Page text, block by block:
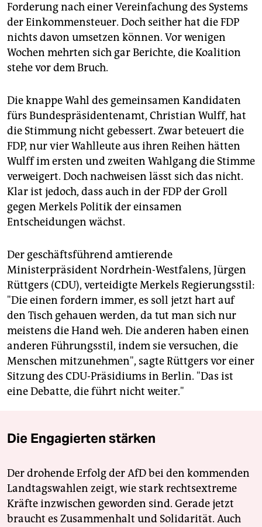
Forderung nach einer Vereinfachung des Systems
der Einkommensteuer. Doch seither hat die FDP
nichts davon umsetzen können. Vor wenigen
Wochen mehrten sich gar Berichte, die Koalition
stehe vor dem Bruch.
Die knappe Wahl des gemeinsamen Kandidaten
fürs Bundespräsidentenamt, Christian Wulff, hat
die Stimmung nicht gebessert. Zwar beteuert die
FDP, nur vier Wahlleute aus ihren Reihen hätten
Wulff im ersten und zweiten Wahlgang die Stimme
verweigert. Doch nachweisen lässt sich das nicht.
Klar ist jedoch, dass auch in der FDP der Groll
gegen Merkels Politik der einsamen
Entscheidungen wächst.
Der geschäftsführend amtierende
Ministerpräsident Nordrhein-Westfalens, Jürgen
Rüttgers (CDU), verteidigte Merkels Regierungsstil:
"Die einen fordern immer, es soll jetzt hart auf
den Tisch gehauen werden, da tut man sich nur
meistens die Hand weh. Die anderen haben einen
anderen Führungsstil, indem sie versuchen, die
Menschen mitzunehmen", sagte Rüttgers vor einer
Sitzung des CDU-Präsidiums in Berlin. "Das ist
eine Debatte, die führt nicht weiter."
Die Engagierten stärken
Der drohende Erfolg der AfD bei den kommenden
Landtagswahlen zeigt, wie stark rechtsextreme
Kräfte inzwischen geworden sind. Gerade jetzt
braucht es Zusammenhalt und Solidarität. Auch